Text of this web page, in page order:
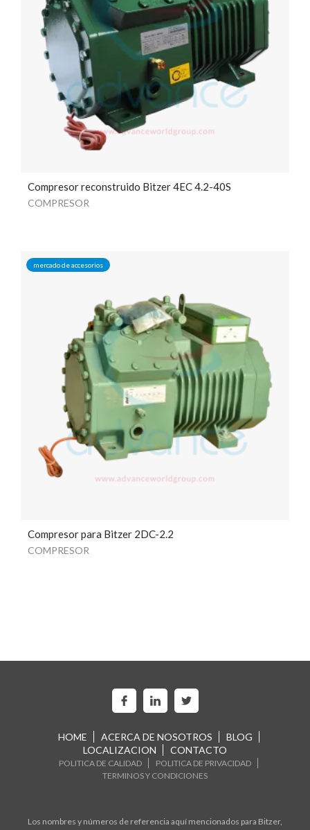
Compresor reconstruido Bitzer 4EC 4.2-40S
COMPRESOR
mercado de accesorios
Compresor para Bitzer 2DC-2.2
COMPRESOR
HOME ACERCA DE NOSOTROS
BLOG
LOCALIZACION
CONTACTO
POLITICA DE CALIDAD
POLITICA DE PRIVACIDAD
TERMINOS Y CONDICIONES
Los nombres y números de referencia aquí mencionados para Bitzer,